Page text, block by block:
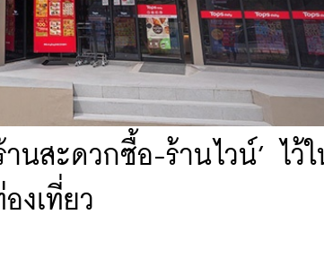
านสะดวกซื้อ-ร้านไวน์’ ไว้
งเที่ยว